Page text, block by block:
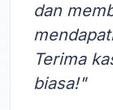
dan
Terima
biasa!"